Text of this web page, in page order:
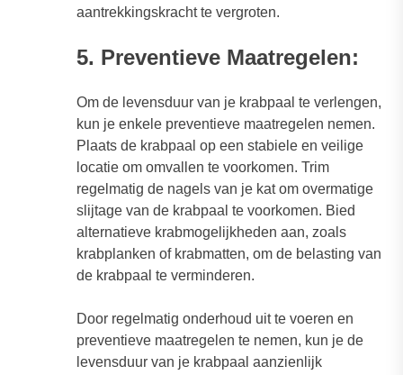
aantrekkingskracht te vergroten.
5. Preventieve Maatregelen:
Om de levensduur van je krabpaal te verlengen,
kun je enkele preventieve maatregelen nemen.
Plaats de krabpaal op een stabiele en veilige
locatie om omvallen te voorkomen. Trim
regelmatig de nagels van je kat om overmatige
slijtage van de krabpaal te voorkomen. Bied
alternatieve krabmogelijkheden aan, zoals
krabplanken of krabmatten, om de belasting van
de krabpaal te verminderen.
Door regelmatig onderhoud uit te voeren en
preventieve maatregelen te nemen, kun je de
levensduur van je krabpaal aanzienlijk